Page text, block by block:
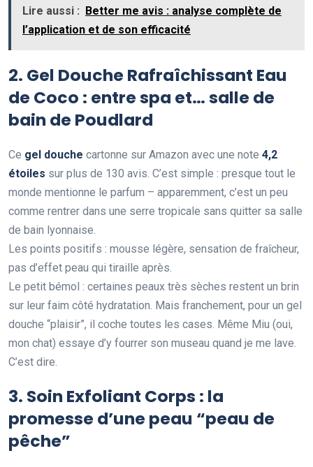
Lire aussi : Better me avis : analyse complète de
l’application et de son efficacité
2. Gel Douche Rafraîchissant Eau
de Coco : entre spa et… salle de
bain de Poudlard
Ce gel douche cartonne sur Amazon avec une note 4,2
étoiles sur plus de 130 avis. C’est simple : presque tout le
monde mentionne le parfum – apparemment, c’est un peu
comme rentrer dans une serre tropicale sans quitter sa salle
de bain lyonnaise.
Les points positifs : mousse légère, sensation de fraîcheur,
pas d’effet peau qui tiraille après.
Le petit bémol : certaines peaux très sèches restent un brin
sur leur faim côté hydratation. Mais franchement, pour un gel
douche “plaisir”, il coche toutes les cases. Même Miu (oui,
mon chat) essaye d’y fourrer son museau quand je me lave.
C’est dire.
3. Soin Exfoliant Corps : la
promesse d’une peau “peau de
pêche”